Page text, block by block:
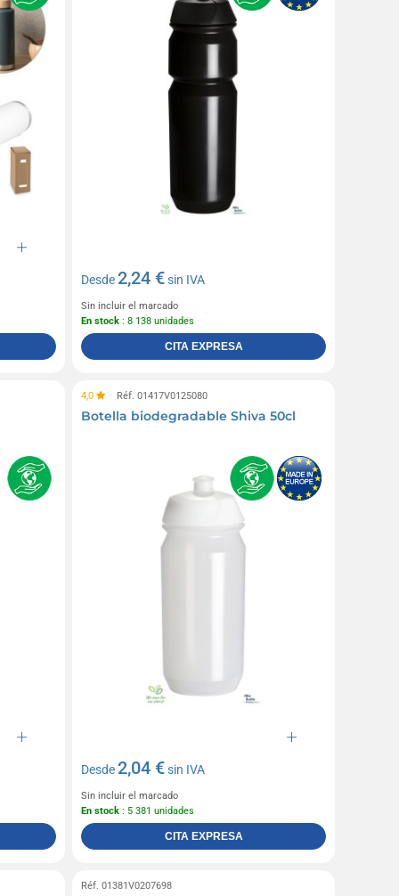
Desde2,24 €sin IVA
Sin incluir el marcado
En stock : 8 138 unidades
CITA EXPRESA
4,0 Réf. 01417V0125080
Botella biodegradable Shiva 50cl
Desde2,04 €sin IVA
Sin incluir el marcado
En stock : 5 381 unidades
CITA EXPRESA
Réf. 01381V0207698